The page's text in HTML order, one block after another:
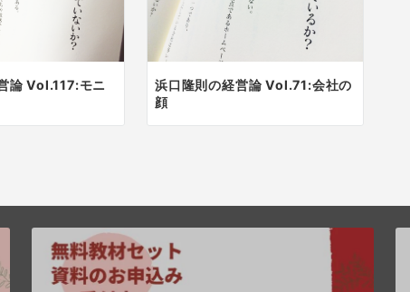
論 Vol.117:モニ
浜口隆則の経営論 Vol.71:会社の
顔